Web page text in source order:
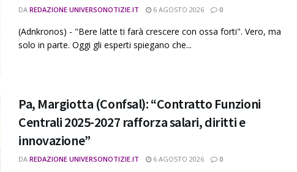
DA REDAZIONE UNIVERSONOTIZIE.IT 6 AGOSTO 2026 0
(Adnkronos) - "Bere latte ti farà crescere con ossa forti". Vero, ma
solo in parte. Oggi gli esperti spiegano che...
Pa, Margiotta (Confsal): “Contratto Funzioni
Centrali 2025-2027 rafforza salari, diritti e
innovazione”
DA REDAZIONE UNIVERSONOTIZIE.IT 6 AGOSTO 2026 0